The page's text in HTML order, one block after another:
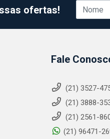
ofertas!
Fale
(21) 3527-
(21) 3888-
(21) 2561-
(21) 96471-